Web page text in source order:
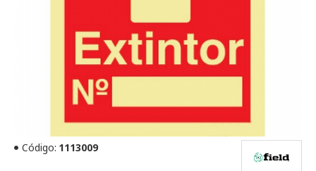
Código: 1113009